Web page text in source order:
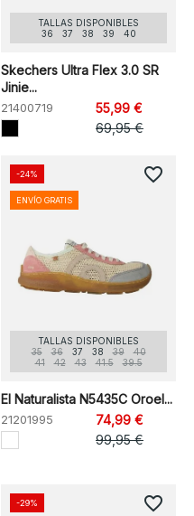
TALLAS DISPONIBLES
36
37 38 39 40
Skechers Ultra Flex 3.0 SR
Jinie...
21400719
55,99 €
69,95 €
TALLAS DISPONIBLES
35
36 37 38 39
40
41
42 43 41.5 39.5
El Naturalista N5435C Oroel...
21201995
74,99 €
99,95 €
-24%
ENVÍO GRATIS
favorite_border
-29% favorite_border